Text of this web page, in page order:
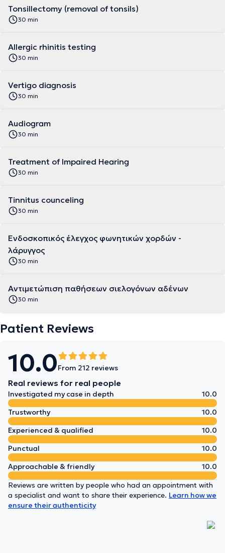
Tonsillectomy (removal of tonsils)
30 min
Allergic rhinitis testing
30 min
Vertigo diagnosis
30 min
Audiogram
30 min
Treatment of Impaired Hearing
30 min
Tinnitus counceling
30 min
Ενδοσκοπικός έλεγχος φωνητικών χορδών -
λάρυγγος
30 min
Αντιμετώπιση παθήσεων σιελογόνων αδένων
30 min
Patient Reviews
10.0From 212 reviews
Real reviews for real people
Investigated my case in depth
10.0
Trustworthy
10.0
Experienced & qualified
10.0
Punctual
10.0
Approachable & friendly
10.0
Reviews are written by people who had an appointment with
a specialist and want to share their experience. Learn how we
ensure their authenticity